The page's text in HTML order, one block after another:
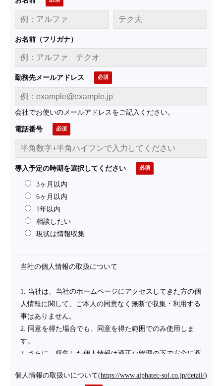
お名前（フリガナ）
勤務先メールアドレス
会社でお使いのメールアドレスをご記入ください。
電話番号
導入予定の時期を選択してください
3ヶ月以内
6ヶ月以内
1年以内
相談したい
現状は情報収集
当社の個人情報の取扱について
1. 当社は、当社のホームページにアクセスしてきた方の個
人情報に関して、ご本人の同意なく無断で収集・利用する
事はありません。
2. 同意を得た場合でも、同意を得た範囲でのみ使用しま
す。
3. さらに、収集した個人情報は適正な管理の下で安全に蓄
個人情報の取扱いについて(https://www.alphatec-sol.co.jp/detail/)